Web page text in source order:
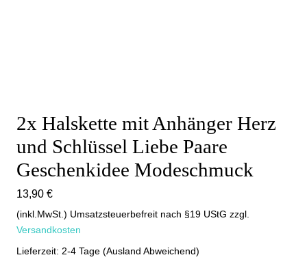
2x Halskette mit Anhänger Herz
und Schlüssel Liebe Paare
Geschenkidee Modeschmuck
13,90 €
(inkl.MwSt.) Umsatzsteuerbefreit nach §19 UStG zzgl.
Versandkosten
Lieferzeit: 2-4 Tage (Ausland Abweichend)